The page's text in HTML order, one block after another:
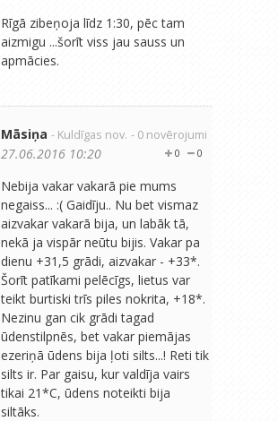
Rīgā zibeņoja līdz 1:30, pēc tam
aizmigu ...šorīt viss jau sauss un
apmācies.
Māsiņa - Kuldīgas nov. - 0 novērojumi
0
0
27.06.2016 10:20
Nebija vakar vakarā pie mums
negaiss... :( Gaidīju.. Nu bet vismaz
aizvakar vakarā bija, un labāk tā,
nekā ja vispār neūtu bijis. Vakar pa
dienu +31,5 grādi, aizvakar - +33*.
Šorīt patīkami pelēcīgs, lietus var
teikt burtiski trīs piles nokrita, +18*.
Nezinu gan cik grādi tagad
ūdenstilpnēs, bet vakar piemājas
ezeriņā ūdens bija ļoti silts...! Reti tik
silts ir. Par gaisu, kur valdīja vairs
tikai 21*C, ūdens noteikti bija
siltāks.